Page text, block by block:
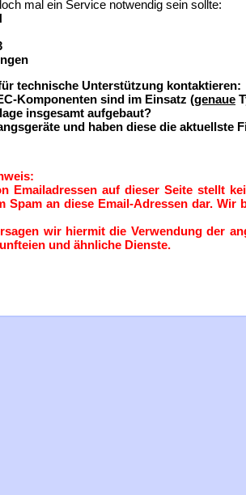
Emailadressen auf dieser Seite stellt
Spam an diese Email-Adressen dar.
wir hiermit die Verwendung der
und ähnliche Dienste.
mal ein Service notwendig sein sollte:
technische Unterstützung kontaktieren:
Komponenten sind im Einsatz (genaue
insgesamt aufgebaut?
und haben diese die aktuellste